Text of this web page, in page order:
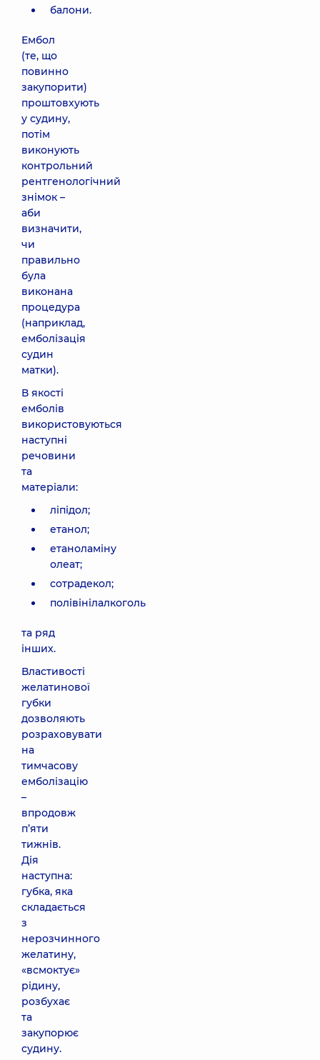
балони.
Ембол
(те, що
повинно
закупорити)
проштовхують
у судину,
потім
виконують
контрольний
рентгенологічний
знімок –
аби
визначити,
чи
правильно
була
виконана
процедура
(наприклад,
емболізація
судин
матки).
В якості
емболів
використовуються
наступні
речовини
та
матеріали:
ліпідол;
етанол;
етаноламіну
олеат;
сотрадекол;
полівінілалкоголь
та ряд
інших.
Властивості
желатинової
губки
дозволяють
розраховувати
на
тимчасову
емболізацію
–
впродовж
п’яти
тижнів.
Дія
наступна:
губка, яка
складається
з
нерозчинного
желатину,
«всмоктує»
рідину,
розбухає
та
закупорює
судину.